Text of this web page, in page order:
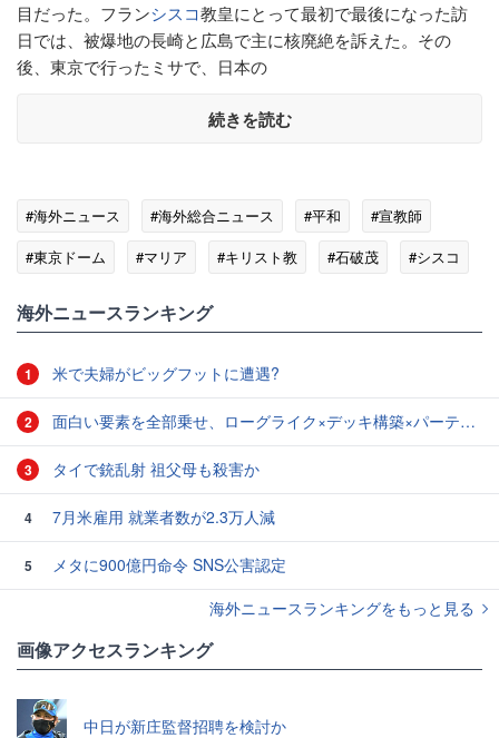
目だった。フランシスコ教皇にとって最初で最後になった訪
日では、被爆地の長崎と広島で主に核廃絶を訴えた。その
後、東京で行ったミサで、日本の
続きを読む
#海外ニュース #海外総合ニュース #平和
#宣教師
#東京ドーム
#マリア #キリスト教 #石破茂
#シスコ
海外ニュースランキング
1 米で夫婦がビッグフットに遭遇?
2 面白い要素を全部乗せ、ローグライク×デッキ構築×パーティ制RPGの「Chrono Ark」を遊んでみた
3 タイで銃乱射 祖父母も殺害か
4 7月米雇用 就業者数が2.3万人減
5
メタに900億円命令 SNS公害認定
海外ニュースランキングをもっと見る
画像アクセスランキング
中日が新庄監督招聘を検討か